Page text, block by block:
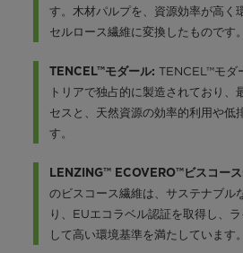
す。木材パルプを、資源効率が高く
セルロース繊維に変換したものです。
TENCEL™モダール: TENCEL™モダ
トリアで独占的に製造されており、
セスと、天然資源の効率的利用や低
す。
LENZING™ ECOVERO™ビスコー
のビスコース繊維は、サステナブル
り、EUエコラベル認証を取得し、
して高い環境基準を満たしています。